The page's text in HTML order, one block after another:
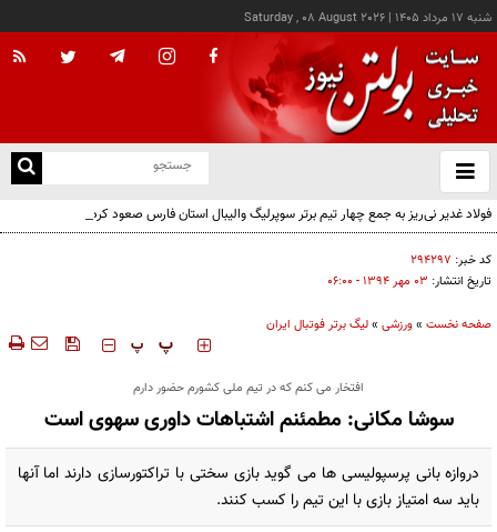
شنبه ۱۷ مرداد ۱۴۰۵ |
Saturday , 08 August 2026
باز
و
فولاد غدیر نی‌ریز به جمع چهار تیم برتر سوپرلیگ والیبال استان فارس صعود کرد
کد خبر: ۲۹۴۲۹۷
تاریخ انتشار: ۰۳ مهر ۱۳۹۴ - ۰۶:۰۰
صفحه نخست »ورزشی »لیگ برتر فوتبال ایران
‍‍‍ پ پ
افتخار می کنم که در تیم ملی کشورم حضور دارم
سوشا مکانی: مطمئنم اشتباهات داوری سهوی است
دروازه بانی پرسپولیسی ها می گوید بازی سختی با تراکتورسازی دارند اما آنها
باید سه امتیاز بازی با این تیم را کسب کنند.